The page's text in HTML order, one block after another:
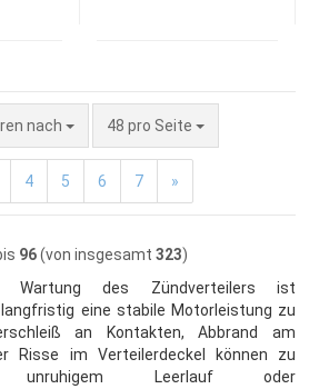
nach
nach 48 pro Seite
pro Seite
4 5 6 7 »
96(von insgesamt 323)
Wartung des Zündverteilers ist
eine stabile Motorleistung zu
an Kontakten, Abbrand am
Risse im Verteilerdeckel können zu
unruhigem Leerlauf oder